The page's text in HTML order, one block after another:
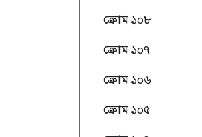
ক্রোম ১০৮
ক্রোম ১০৭
ক্রোম ১০৬
ক্রোম ১০৫